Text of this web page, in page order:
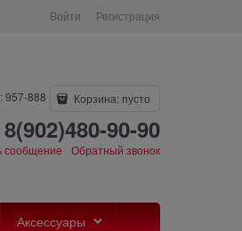
Войти Регистрация
957-888 Корзина: пусто
8(902)480-90-90
сообщение Обратный звонок
Аксессуары